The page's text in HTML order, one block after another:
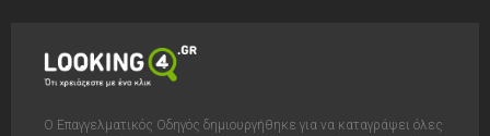
Ο Επαγγελματικός Οδηγός δημιουργήθηκε για να καταγράψει όλες